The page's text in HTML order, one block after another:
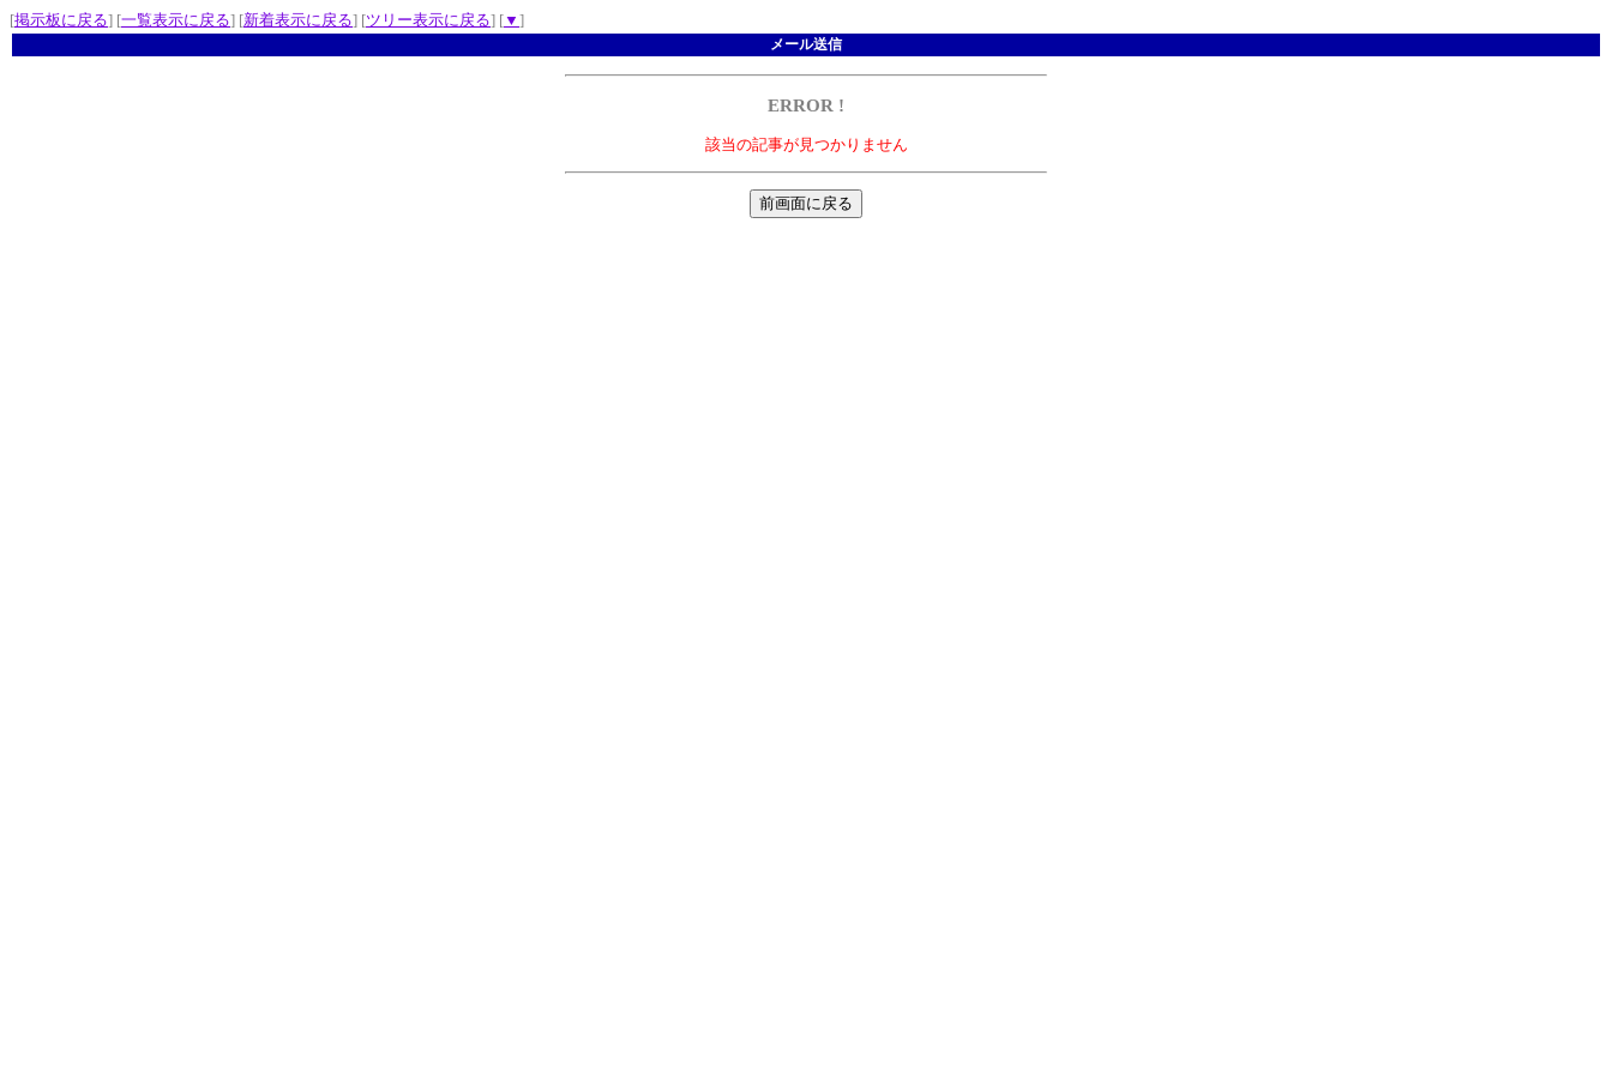
[掲示板に戻る] [一覧表示に戻る] [新着表示に戻る] [ツリー表示に戻る] [▼ ]
メール送信
ERROR !
該当の記事が見つかりません